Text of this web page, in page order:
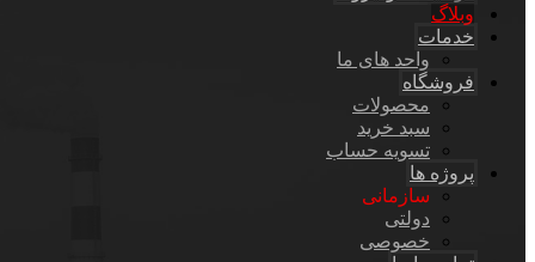
وبلاگ
خدمات
واحد های ما
فروشگاه
محصولات
سبد خرید
تسویه حساب
پروژه ها
سازمانی
دولتی
خصوصی